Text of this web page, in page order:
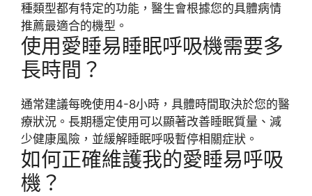
種類型都有特定的功能，醫生會根據您的具體病情
推薦最適合的機型。
使用愛睡易睡眠呼吸機需要多
長時間？
通常建議每晚使用4-8小時，具體時間取決於您的醫
療狀況。長期穩定使用可以顯著改善睡眠質量、減
少健康風險，並緩解睡眠呼吸暫停相關症狀。
如何正確維護我的愛睡易呼吸
機？